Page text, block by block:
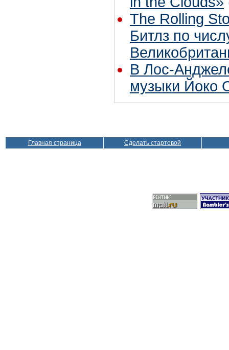
The Rolling
Битлз по
В Лос-
музыки Йоко
Главная страница Сделать стартовой